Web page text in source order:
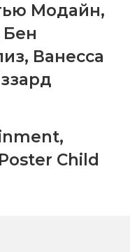
Модайн,
Бен
, Ванесса
,
Poster Child